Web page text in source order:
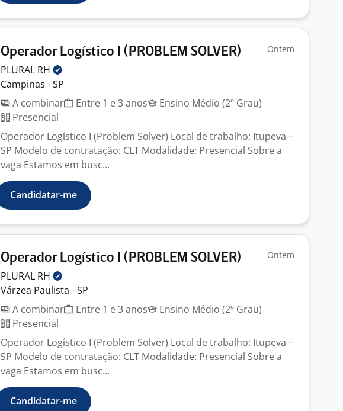
Operador Logístico I (PROBLEM SOLVER) Ontem
PLURAL RH
Campinas - SP
A combinar
Entre 1 e 3 anos
Ensino Médio (2º Grau)
Presencial
Operador Logístico I (Problem Solver) Local de trabalho: Itupeva –
SP Modelo de contratação: CLT Modalidade: Presencial Sobre a
vaga Estamos em busc...
Candidatar-me
Operador Logístico I (PROBLEM SOLVER) Ontem
PLURAL RH
Várzea Paulista - SP
A combinar
Entre 1 e 3 anos
Ensino Médio (2º Grau)
Presencial
Operador Logístico I (Problem Solver) Local de trabalho: Itupeva –
SP Modelo de contratação: CLT Modalidade: Presencial Sobre a
vaga Estamos em busc...
Candidatar-me